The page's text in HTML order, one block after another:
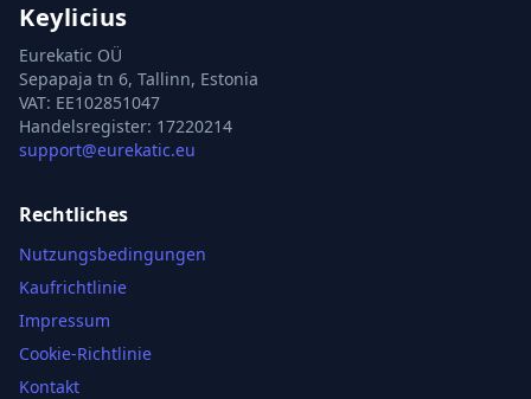
Keylicius
Eurekatic OÜ
Sepapaja tn 6, Tallinn, Estonia
VAT: EE102851047
Handelsregister: 17220214
support@eurekatic.eu
Rechtliches
Nutzungsbedingungen
Kaufrichtlinie
Impressum
Cookie-Richtlinie
Kontakt